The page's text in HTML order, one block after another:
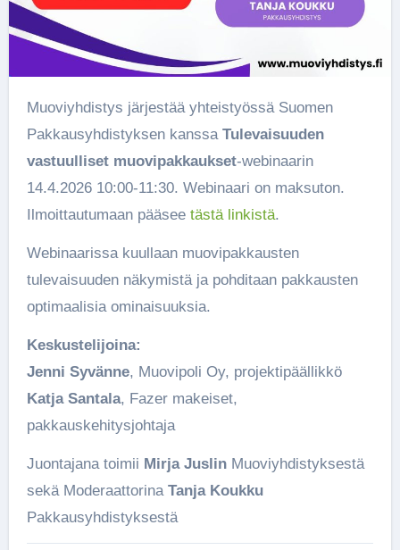
Muoviyhdistys järjestää yhteistyössä Suomen
Pakkausyhdistyksen kanssa Tulevaisuuden
vastuulliset muovipakkaukset-webinaarin
14.4.2026 10:00-11:30. Webinaari on maksuton.
Ilmoittautumaan pääsee tästä linkistä.
Webinaarissa kuullaan muovipakkausten
tulevaisuuden näkymistä ja pohditaan pakkausten
optimaalisia ominaisuuksia.
Keskustelijoina:
Jenni Syvänne, Muovipoli Oy, projektipäällikkö
Katja Santala, Fazer makeiset,
pakkauskehitysjohtaja
Juontajana toimii Mirja JuslinMuoviyhdistyksestä
sekä Moderaattorina Tanja Koukku
Pakkausyhdistyksestä